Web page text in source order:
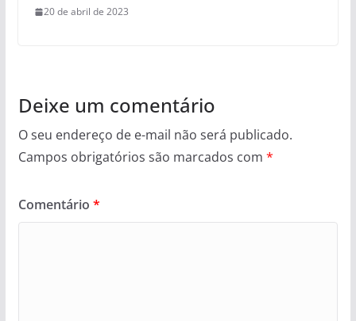
20 de abril de 2023
Deixe um comentário
O seu endereço de e-mail não será publicado.
Campos obrigatórios são marcados com *
Comentário *